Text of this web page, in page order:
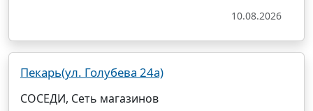
10.08.2026
Пекарь(ул. Голубева 24а)
СОСЕДИ, Сеть магазинов